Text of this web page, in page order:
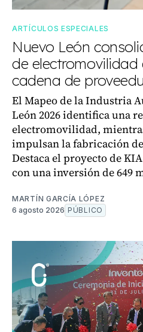
ARTÍCULOS ESPECIALES
Nuevo León
de
cadena de
El Mapeo de la Industria
León 2026 identifica una
electromovilidad,
impulsan la fabricación
Destaca el proyecto de
con una inversión de 649
MARTÍN GARCÍA LÓPEZ
6 agosto 2026 PÚBLICO